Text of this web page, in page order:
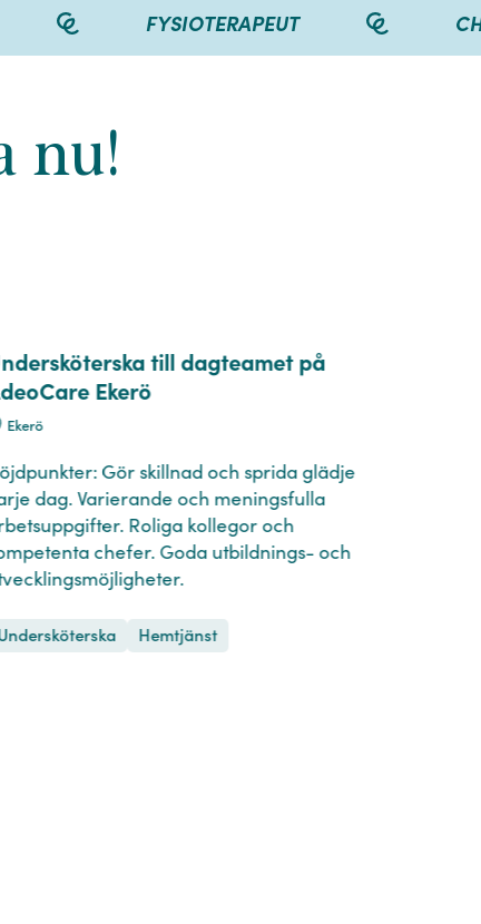
CHEF
nu!
till dagteamet på
Ekerö
Ekerö
Gör skillnad och sprida glädje
dag. Varierande och meningsfulla
Roliga kollegor och
chefer. Goda utbildnings- och
Hemtjänst